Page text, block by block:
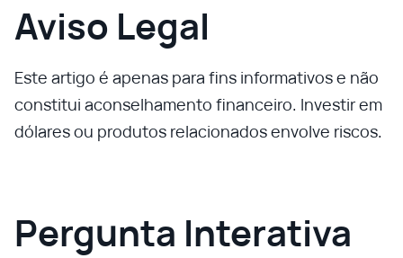
Aviso Legal
Este artigo é apenas para fins informativos e não
constitui aconselhamento financeiro. Investir em
dólares ou produtos relacionados envolve riscos.
Pergunta Interativa